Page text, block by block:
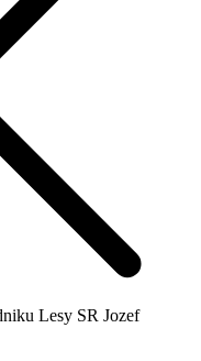
Lesy SR Jozef